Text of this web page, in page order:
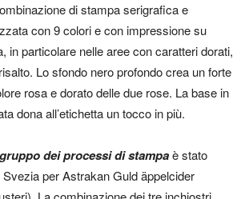
di stampa serigrafica e
con 9 colori e con impressione su
in particolare nelle aree con caratteri dorati,
Lo sfondo nero profondo crea un forte
rosa e dorato delle due rose. La base in
dona all’etichetta un tocco in più.
dei processi di stampaè stato
per Astrakan Guld äppelcider